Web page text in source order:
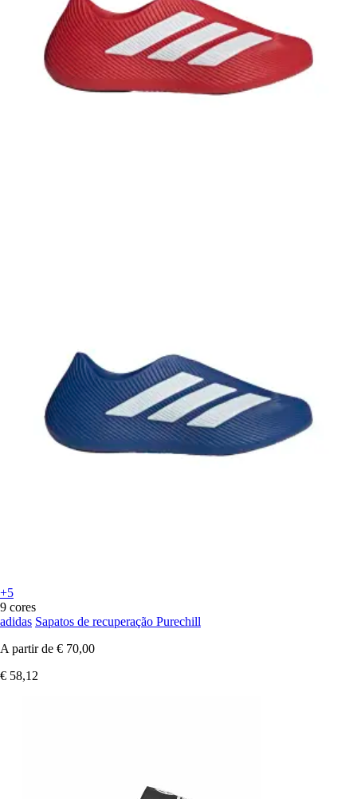
+5
9 cores
adidas Sapatos de recuperação Purechill
A partir de € 70,00
€ 58,12